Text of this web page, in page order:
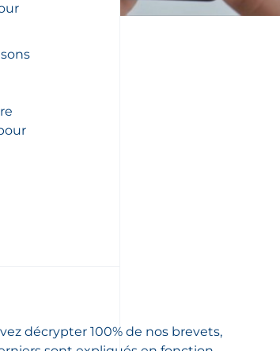
décrypter 100% de nos brevets,